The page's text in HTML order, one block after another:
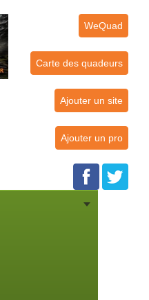
WeQuad
Carte des quadeurs
Ajouter un site
Ajouter un pro